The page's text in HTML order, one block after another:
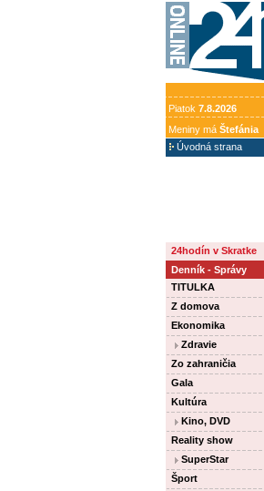
Piatok 7.8.2026
Meniny má Štefánia
Úvodná strana
24hodín v Skratke
Denník - Správy
TITULKA
Z domova
Ekonomika
Zdravie
Zo zahraničia
Gala
Kultúra
Kino, DVD
Reality show
SuperStar
Šport